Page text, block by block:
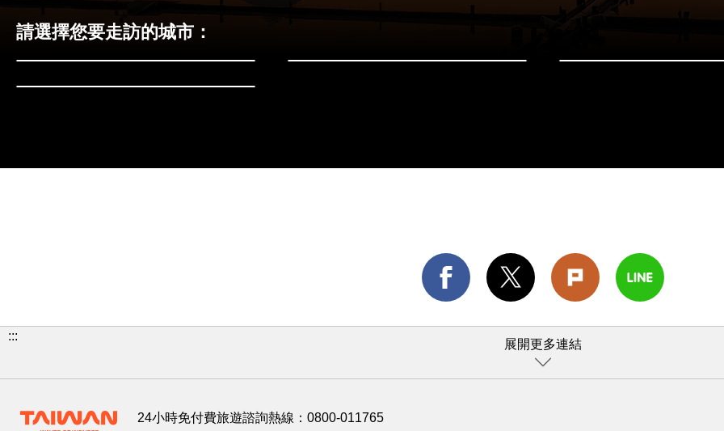
請選擇您要走訪的城市：
嘉義縣
屏東縣
:::
展開更多連結
24小時免付費旅遊諮詢熱線： 0800-011765